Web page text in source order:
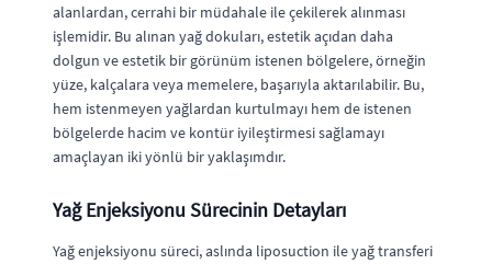
alanlardan, cerrahi bir müdahale ile çekilerek alınması
işlemidir. Bu alınan yağ dokuları, estetik açıdan daha
dolgun ve estetik bir görünüm istenen bölgelere, örneğin
yüze, kalçalara veya memelere, başarıyla aktarılabilir. Bu,
hem istenmeyen yağlardan kurtulmayı hem de istenen
bölgelerde hacim ve kontür iyileştirmesi sağlamayı
amaçlayan iki yönlü bir yaklaşımdır.
Yağ Enjeksiyonu Sürecinin Detayları
Yağ enjeksiyonu süreci, aslında liposuction ile yağ transferi